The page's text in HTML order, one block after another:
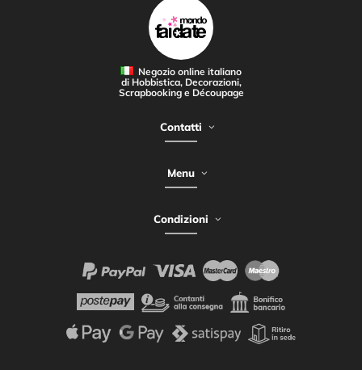
Negozio online italiano
di Hobbistica, Decorazioni,
Scrapbooking e Découpage
Contatti
Menu
Condizioni